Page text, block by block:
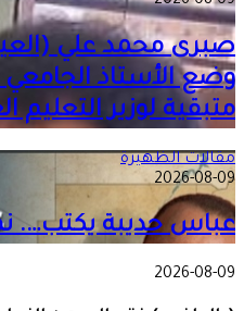
صبرى محمد علي
وضع الأستاذ
متبقية لوزير التعليم
مقالات الظهيرة
2026-08-09
عباس حديبة يكتب….
2026-08-09